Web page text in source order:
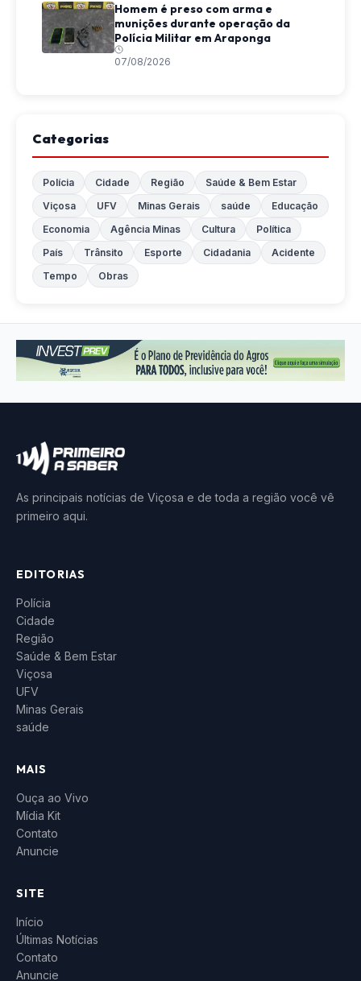
Homem é preso com arma e
munições durante operação da
Polícia Militar em Araponga
07/08/2026
Categorias
Polícia Cidade Região
Saúde & Bem Estar
Viçosa
UFV Minas Gerais saúde
Educação
Economia
Agência Minas Cultura
Política
País
Trânsito Esporte Cidadania
Acidente
Tempo
Obras
As principais notícias de Viçosa e de toda a região você vê
primeiro aqui.
EDITORIAS
Polícia
Cidade
Região
Saúde & Bem Estar
Viçosa
UFV
Minas Gerais
saúde
MAIS
Ouça ao Vivo
Mídia Kit
Contato
Anuncie
SITE
Início
Últimas Notícias
Contato
Anuncie